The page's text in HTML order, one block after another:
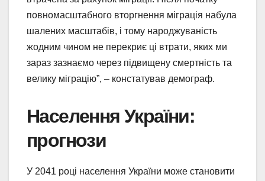
повномасштабного вторгнення міграція набула
шалених масштабів, і тому народжуваність
жодним чином не перекриє ці втрати, яких ми
зараз зазнаємо через підвищену смертність та
велику міграцію”, – констатував демограф.
Населення України:
прогнози
У 2041 році населення України може становити